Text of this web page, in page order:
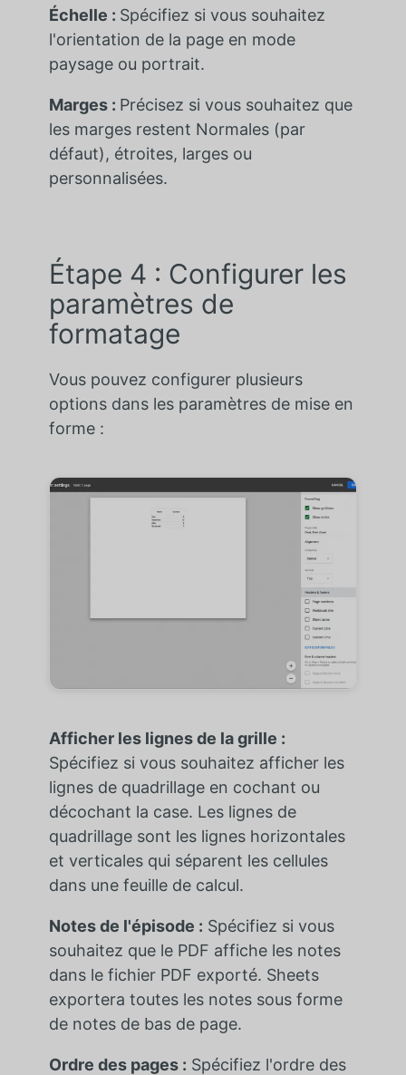
Échelle : Spécifiez si vous souhaitez
l'orientation de la page en mode
paysage ou portrait.
Marges : Précisez si vous souhaitez que
les marges restent Normales (par
défaut), étroites, larges ou
personnalisées.
Étape 4 : Configurer les
paramètres de
formatage
Vous pouvez configurer plusieurs
options dans les paramètres de mise en
forme :
Afficher les lignes de la grille :
Spécifiez si vous souhaitez afficher les
lignes de quadrillage en cochant ou
décochant la case. Les lignes de
quadrillage sont les lignes horizontales
et verticales qui séparent les cellules
dans une feuille de calcul.
Notes de l'épisode : Spécifiez si vous
souhaitez que le PDF affiche les notes
dans le fichier PDF exporté. Sheets
exportera toutes les notes sous forme
de notes de bas de page.
Ordre des pages : Spécifiez l'ordre des